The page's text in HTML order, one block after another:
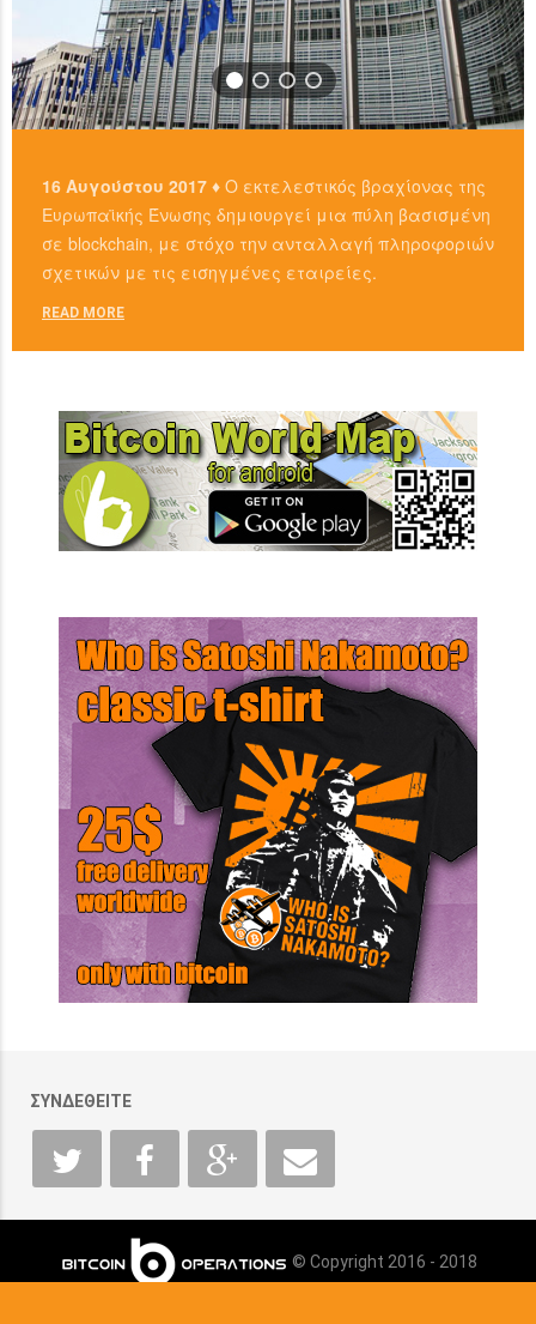
16 Αυγούστου 2017 ♦ Ο εκτελεστικός βραχίονας της
Ευρωπαϊκής Ένωσης δημιουργεί μια πύλη βασισμένη
σε blockchain, με στόχο την ανταλλαγή πληροφοριών
σχετικών με τις εισηγμένες εταιρείες.
READ MORE
ΣΥΝΔΕΘΕΙΤΕ
© Copyright 2016 - 2018